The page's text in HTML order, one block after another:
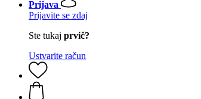
Prijava
Prijavite se zdaj
Ste tukaj prvič?
Ustvarite račun